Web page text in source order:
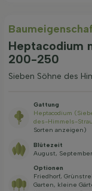
Heptacodium
200-250
Sieben Söhne des
Gattung
Heptacodium
des-Himmels-
Sorten anzeigen)
Blütezeit
August,
Optionen
Friedhorf,
Garten, kleine